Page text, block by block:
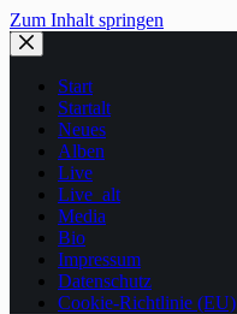
Zum Inhalt springen
Start
Startalt
Neues
Alben
Live
Live_alt
Media
Bio
Impressum
Datenschutz
Cookie-Richtlinie (EU)